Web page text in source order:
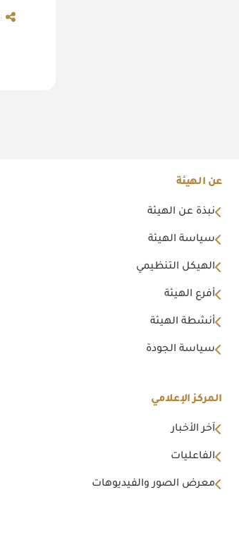
عن الهيئة
نبذة عن الهيئة
سياسة الهيئة
الهيكل التنظيمي
أفرع الهيئة
أنشطة الهيئة
سياسة الجودة
المركز الإعلامي
آخر الأخبار
الفاعليات
معرض الصور والفيديوهات